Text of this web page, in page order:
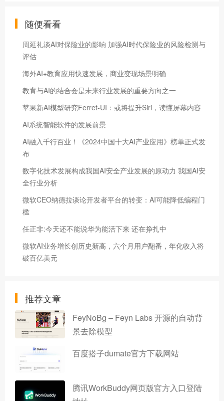
随便看看
周延礼谈AI对保险业的影响 加强AI时代保险业的风险检测与
评估
海外AI+教育应用快速发展，商业变现场景明确
教育与AI的结合会是未来行业发展的重要方向之一
苹果新AI模型研究Ferret-UI：或将提升Siri，读懂屏幕内容
AI系统智能软件的发展前景
AI融入千行百业！《2024中国十大AI产业应用》榜单正式发
布
数字化技术发展构成我国AI安全产业发展的原动力 我国AI安
全行业分析
微软CEO纳德拉谈论开发者平台的转变：AI可能降低编程门
槛
任正非:今天还不能说华为能活下来 还在挣扎中
微软AI业务增长创历史新高，六个月用户翻番，年化收入将
破百亿美元
推荐文章
FeyNoBg – Feyn Labs 开源的自动背
景去除模型
百度搭子dumate官方下载网站
腾讯WorkBuddy网页版官方入口登陆